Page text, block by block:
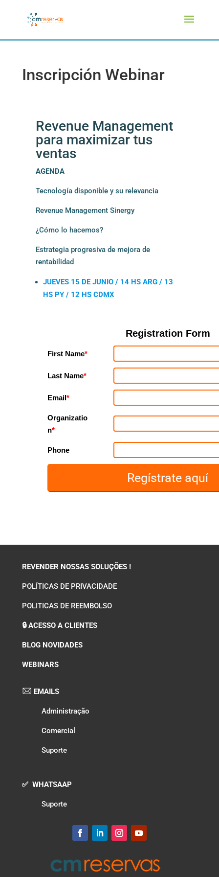
Inscripción Webinar
Revenue Management
para maximizar tus
ventas
AGENDA
Tecnología disponible y su relevancia
Revenue Management Sinergy
¿Cómo lo hacemos?
Estrategia progresiva de mejora de
rentabilidad
JUEVES 15 DE JUNIO / 14 HS ARG / 13
HS PY / 12 HS CDMX
Registration Form
First Name*
Last Name*
Email*
Organizatio
n*
Phone
REVENDER NOSSAS SOLUÇÕES !
POLÍTICAS DE PRIVACIDADE
POLITICAS DE REEMBOLSO
🔒 ACESSO A CLIENTES
BLOG NOVIDADES
WEBINARS
EMAILS
Administração
Comercial
Suporte
✅ WHATSAAP
Suporte